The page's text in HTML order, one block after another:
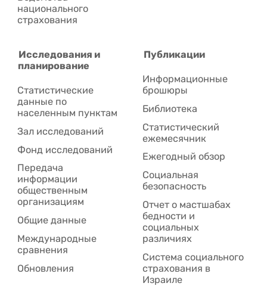
национального
страхования
Исследования и
планирование
Статистические
данные по
населенным пунктам
Зал исследований
Фонд исследований
Передача
информации
общественным
организациям
Общие данные
Международные
сравнения
Обновления
Публикации
Информационные
брошюры
Библиотека
Статистический
ежемесячник
Ежегодный обзор
Социальная
безопасность
Отчет о мастшабах
бедности и
социальных
различиях
Система социального
страхования в
Израиле